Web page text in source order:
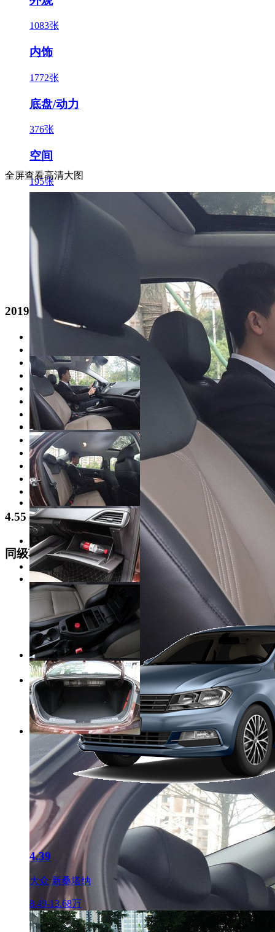
1083张
内饰
1772张
底盘/动力
376张
空间
195张
247张
20张
2019款 改款 1.5L 自动臻享型 国VI
2021款 1.5L 自动黄金版
2021款 1.5L 自动荣耀版
2019款 1.5L 手动悦享型
2019款 改款 1.5L 自动臻享型 国VI
2019款 EcoBoost 125 自动臻享型
2017款 1.5L 手动舒适型
2017款 1.5L 自动舒适型
2017款 幸福版 1.5L 手动时尚型
2017款 幸福版 1.5L 自动时尚型
2015款 1.5L 手动时尚型
2015款 1.5L 自动舒适型
2015款 1.5L 自动时尚型
4.55
·外观表现一般，低于55%同级车
·内饰表现一般，低于58%同级车
·空间表现较为优秀，优于55%同级车
全屏查看高清大图
同级车推荐
4.39
大众 新桑塔纳
8.49-13.68万